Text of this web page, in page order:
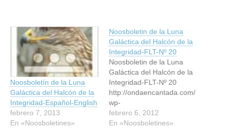
Noosboletín de la Luna
Galáctica del Halcón de la
Integridad-Español-English
febrero 7, 2013
En «Noosboletines»
Noosboletin de la Luna
Galáctica del Halcón de la
Integridad-FLT-Nº 20
Noosboletin de la Luna
Galáctica del Halcón de la
Integridad-FLT-Nº 20
http://ondaencantada.com/
wp-
content/uploads/2012/02/N
oosboletin-de-la-Luna-
febrero 6, 2012
En «Noosboletines»